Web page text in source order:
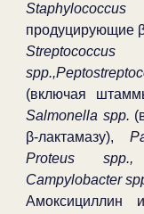
продуцирующие
(включая
Salmonella spp.
β-лактамазу),
Proteus spp.,
Campylobacter
Амоксициллин